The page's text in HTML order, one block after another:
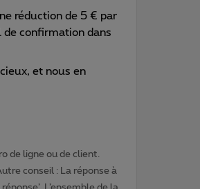
réduction de 5 € par
de confirmation dans
et nous en
de ligne ou de client.
conseil : La réponse à